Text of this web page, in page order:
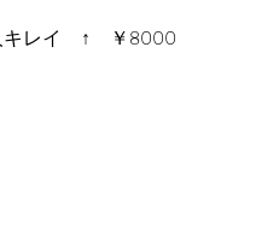
レイ　↑　￥8000